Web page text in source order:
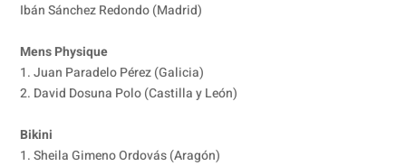
Ibán Sánchez Redondo (Madrid)
Mens Physique
1. Juan Paradelo Pérez (Galicia)
2. David Dosuna Polo (Castilla y León)
Bikini
1. Sheila Gimeno Ordovás (Aragón)